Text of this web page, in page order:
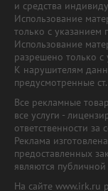
и средства
Использование
только с указанием
Использование
разрешено только с
К нарушителям
предусмотренные
Все рекламные
все услуги -
ответственности
Реклама
предоставленных
являются
На сайте www.irk.ru